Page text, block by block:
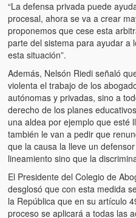
Versos
Cuentos
Videos
Chistes
“La defensa privada puede
procesal, ahora se va a crear
proponemos que cese esta
parte del sistema para ayudar a
esta situación”.
Además, Nelsón Riedi señaló
violenta el trabajo de los
autónomas y privadas, sino a
derecho de los planes
una aldea por ejemplo que esté
también le van a pedir que
que la causa la lleve un
lineamiento sino que la
El Presidente del Colegio de
desglosó que con esta medida
la República que en su artículo
proceso se aplicará a todas las